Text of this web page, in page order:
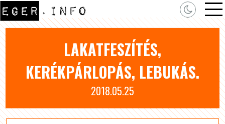
LAKATFESZÍTÉS,
KERÉKPÁRLOPÁS, LEBUKÁS.
2018.05.25